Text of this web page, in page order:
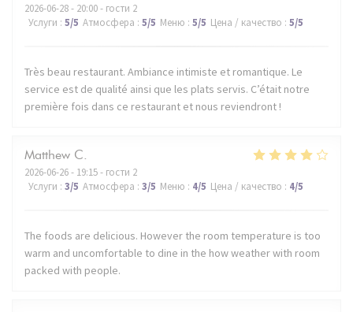
2026-06-28- 20:00 - гости 2
Услуги : 5/5 Атмосфера : 5/5 Меню : 5/5 Цена / качество : 5/5
Très beau restaurant. Ambiance intimiste et romantique. Le
service est de qualité ainsi que les plats servis. C’était notre
première fois dans ce restaurant et nous reviendront !
Matthew C
2026-06-26- 19:15 - гости 2
Услуги : 3/5 Атмосфера : 3/5 Меню : 4/5 Цена / качество : 4/5
The foods are delicious. However the room temperature is too
warm and uncomfortable to dine in the how weather with room
packed with people.